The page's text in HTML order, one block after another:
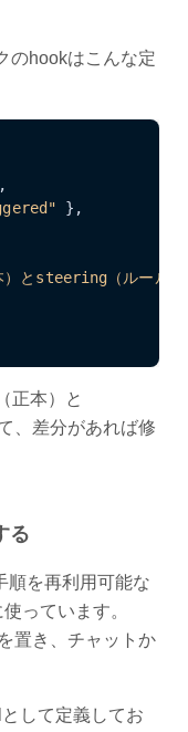
のhookはこんな定
,
} ,
とsteering（ルール
正本）と
、差分があれば修
る
順を再利用可能な
っています。
置き、チャットか
して定義してお